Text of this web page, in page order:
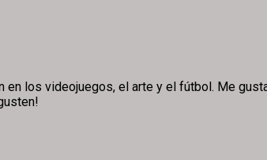
en los videojuegos, el arte y el fútbol. Me